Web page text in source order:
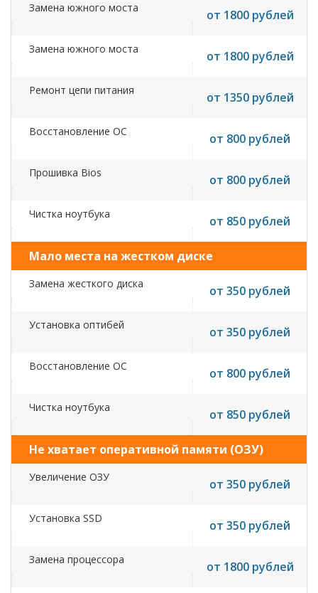
Замена южного моста от 1800 рублей
Замена южного моста от 1800 рублей
Ремонт цепи питания от 1350 рублей
Восстановление ОС от 800 рублей
Прошивка Bios от 800 рублей
Чистка ноутбука от 850 рублей
Мало места на жестком диске
Замена жесткого диска от 350 рублей
Установка оптибей от 350 рублей
Восстановление ОС от 800 рублей
Чистка ноутбука от 850 рублей
Не хватает оперативной памяти (ОЗУ)
Увеличение ОЗУ от 350 рублей
Установка SSD от 350 рублей
Замена процессора от 1800 рублей